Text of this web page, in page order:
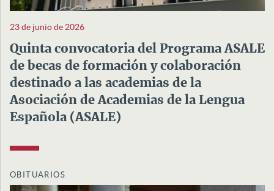
23 de junio de 2026
Quinta convocatoria del Programa ASALE
de becas de formación y colaboración
destinado a las academias de la
Asociación de Academias de la Lengua
Española (ASALE)
OBITUARIOS